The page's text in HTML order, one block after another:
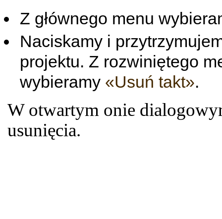
Z głównego menu
Naciskamy i
projektu. Z rozwiniętego
wybieramy «Usuń takt».
W otwartym onie
usunięcia.